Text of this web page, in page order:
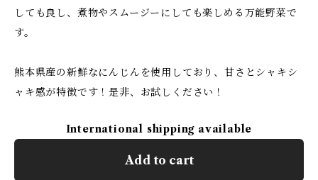
しても良し、煮物やスムージーにしても楽しめる万能野菜で
す。
熊本県産の新鮮なにんじんを使用しており、甘さとシャキシ
ャキ感が特徴です！是非、お試しください！
International shipping available
Add to cart